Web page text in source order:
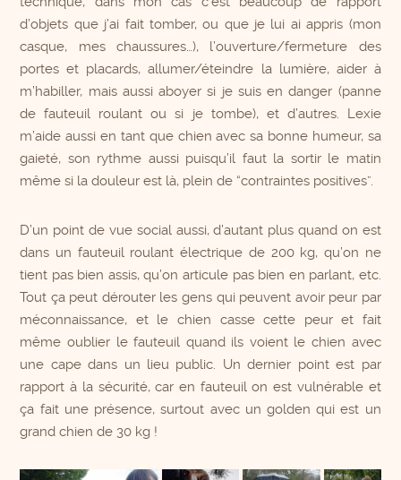
d’objets que j’ai fait tomber, ou que je lui ai appris (mon
casque, mes chaussures…), l’ouverture/fermeture des
portes et placards, allumer/éteindre la lumière, aider à
m’habiller, mais aussi aboyer si je suis en danger (panne
de fauteuil roulant ou si je tombe), et d’autres. Lexie
m’aide aussi en tant que chien avec sa bonne humeur, sa
gaieté, son rythme aussi puisqu’il faut la sortir le matin
même si la douleur est là, plein de “contraintes positives”.
D’un point de vue social aussi, d’autant plus quand on est
dans un fauteuil roulant électrique de 200 kg, qu’on ne
tient pas bien assis, qu’on articule pas bien en parlant, etc.
Tout ça peut dérouter les gens qui peuvent avoir peur par
méconnaissance, et le chien casse cette peur et fait
même oublier le fauteuil quand ils voient le chien avec
une cape dans un lieu public. Un dernier point est par
rapport à la sécurité, car en fauteuil on est vulnérable et
ça fait une présence, surtout avec un golden qui est un
grand chien de 30 kg !